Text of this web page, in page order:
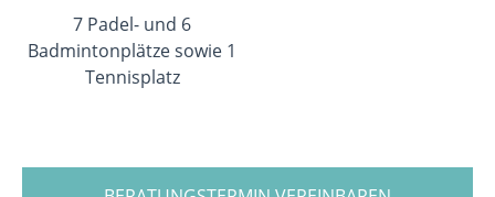
7 Padel- und 6
Badmintonplätze sowie 1
Tennisplatz